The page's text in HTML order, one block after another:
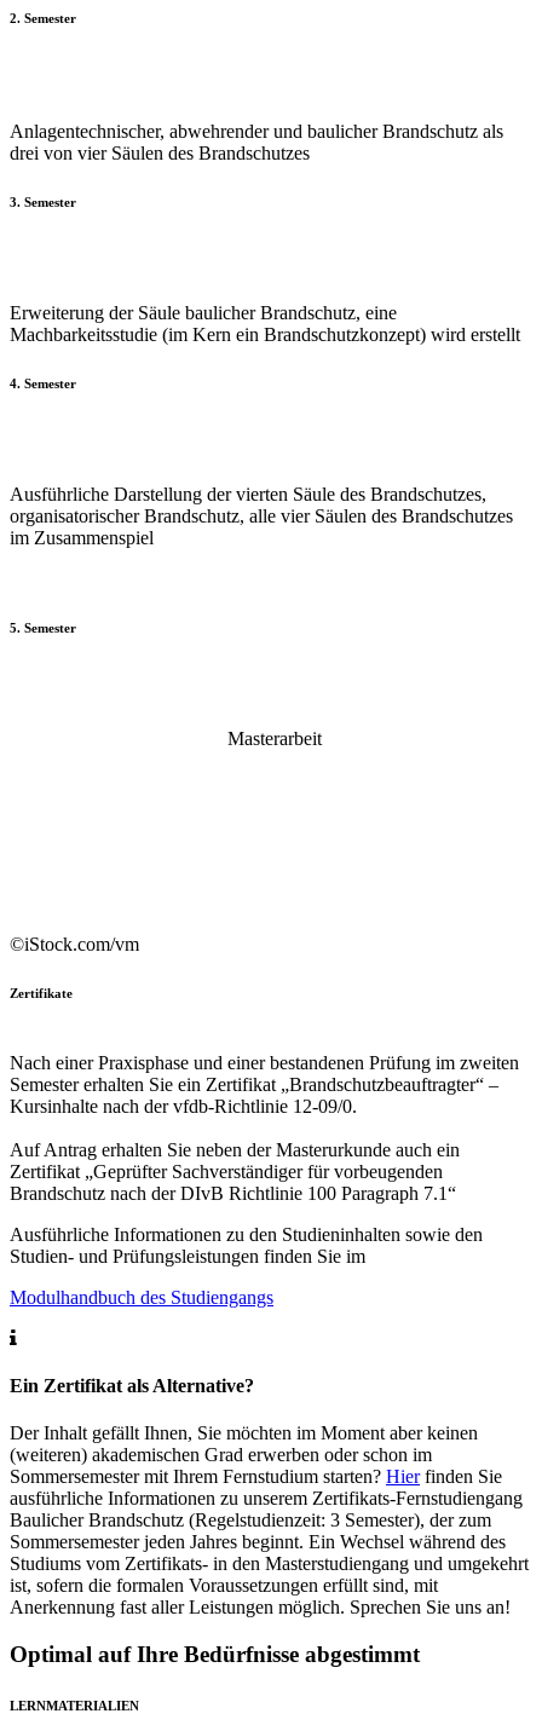
2. Semester
Anlagentechnischer, abwehrender und baulicher Brandschutz als
drei von vier Säulen des Brandschutzes
3. Semester
Erweiterung der Säule baulicher Brandschutz, eine
Machbarkeitsstudie (im Kern ein Brandschutzkonzept) wird erstellt
4. Semester
Ausführliche Darstellung der vierten Säule des Brandschutzes,
organisatorischer Brandschutz, alle vier Säulen des Brandschutzes
im Zusammenspiel
5. Semester
Masterarbeit
©iStock.com/vm
Zertifikate
Nach einer Praxisphase und einer bestandenen Prüfung im zweiten
Semester erhalten Sie ein Zertifikat „Brandschutzbeauftragter“ –
Kursinhalte nach der vfdb-Richtlinie 12-09/0.
Auf Antrag erhalten Sie neben der Masterurkunde auch ein
Zertifikat „Geprüfter Sachverständiger für vorbeugenden
Brandschutz nach der DIvB Richtlinie 100 Paragraph 7.1“
Ausführliche Informationen zu den Studieninhalten sowie den
Studien- und Prüfungsleistungen finden Sie im
Modulhandbuch des Studiengangs
Ein Zertifikat als Alternative?
Der Inhalt gefällt Ihnen, Sie möchten im Moment aber keinen
(weiteren) akademischen Grad erwerben oder schon im
Sommersemester mit Ihrem Fernstudium starten? Hierfinden Sie
ausführliche Informationen zu unserem Zertifikats-Fernstudiengang
Baulicher Brandschutz (Regelstudienzeit: 3 Semester), der zum
Sommersemester jeden Jahres beginnt. Ein Wechsel während des
Studiums vom Zertifikats- in den Masterstudiengang und umgekehrt
ist, sofern die formalen Voraussetzungen erfüllt sind, mit
Anerkennung fast aller Leistungen möglich. Sprechen Sie uns an!
Optimal auf Ihre Bedürfnisse abgestimmt
LERNMATERIALIEN